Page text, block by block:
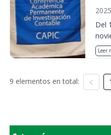
Del
Leer
9 elementos en total: